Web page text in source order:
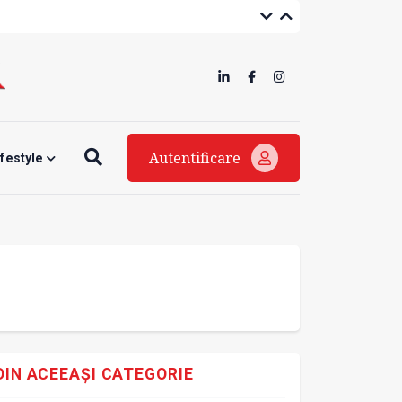
Autentificare
ACEEAȘI CATEGORIE